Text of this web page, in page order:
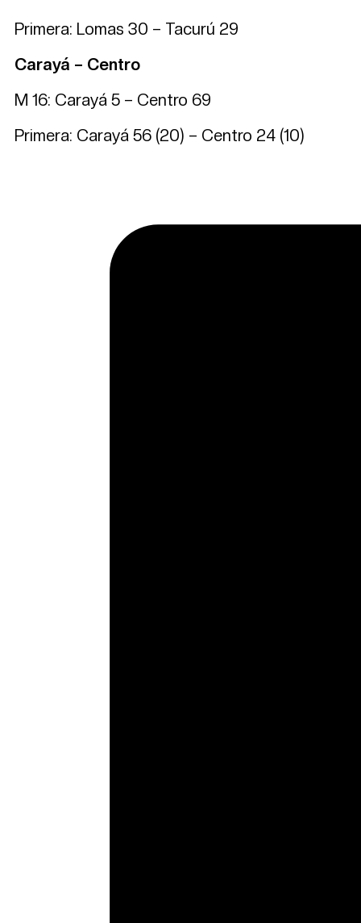
Primera: Lomas 30 – Tacurú 29
Carayá – Centro
M 16: Carayá 5 – Centro 69
Primera: Carayá 56 (20) – Centro 24 (10)